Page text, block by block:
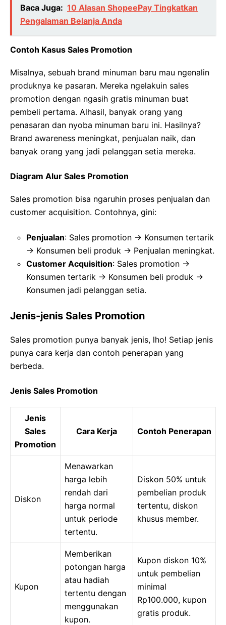
Baca Juga: 10 Alasan ShopeePay Tingkatkan
Pengalaman Belanja Anda
Contoh Kasus Sales Promotion
Misalnya, sebuah brand minuman baru mau ngenalin
produknya ke pasaran. Mereka ngelakuin sales
promotion dengan ngasih gratis minuman buat
pembeli pertama. Alhasil, banyak orang yang
penasaran dan nyoba minuman baru ini. Hasilnya?
Brand awareness meningkat, penjualan naik, dan
banyak orang yang jadi pelanggan setia mereka.
Diagram Alur Sales Promotion
Sales promotion bisa ngaruhin proses penjualan dan
customer acquisition. Contohnya, gini:
Penjualan: Sales promotion -> Konsumen tertarik
-> Konsumen beli produk -> Penjualan meningkat.
Customer Acquisition: Sales promotion ->
Konsumen tertarik -> Konsumen beli produk ->
Konsumen jadi pelanggan setia.
Jenis-jenis Sales Promotion
Sales promotion punya banyak jenis, lho! Setiap jenis
punya cara kerja dan contoh penerapan yang
berbeda.
Jenis Sales Promotion
Jenis
Sales
Promotion
Cara Kerja Contoh Penerapan
Diskon
Menawarkan
harga lebih
rendah dari
harga normal
untuk periode
tertentu.
Diskon 50% untuk
pembelian produk
tertentu, diskon
khusus member.
Kupon
Memberikan
potongan harga
atau hadiah
tertentu dengan
menggunakan
kupon.
Kupon diskon 10%
untuk pembelian
minimal
Rp100.000, kupon
gratis produk.